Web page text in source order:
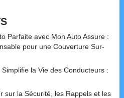
Parfaite avec Mon Auto Assure :
pour une Couverture Sur-
la Vie des Conducteurs :
sur la Sécurité, les Rappels et les